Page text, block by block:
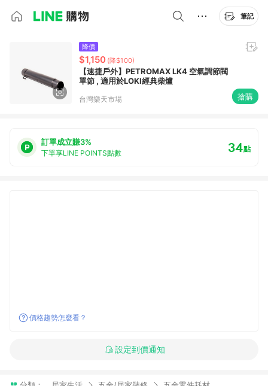
筆記
降價
$1,150 (降$100)
【速捷戶外】PETROMAX LK4 空氣調節閥
單節 , 適用於LOKI經典柴爐
台灣樂天市場 搶購
訂單成立賺3%
下單享LINE POINTS點數 34點
價格趨勢怎麼看？
設定到價通知